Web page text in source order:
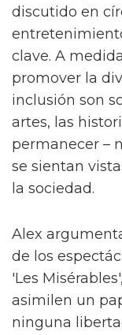
discutido en
clave. A
promover la
inclusión son
artes, las
permanecer –
se sientan
la sociedad.
Alex
de los
'Les
asimilen un
ninguna